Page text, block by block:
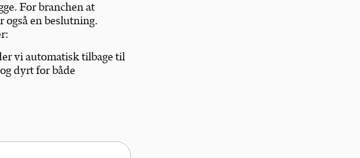
For branchen at
en beslutning.
vi automatisk tilbage til
dyrt for både